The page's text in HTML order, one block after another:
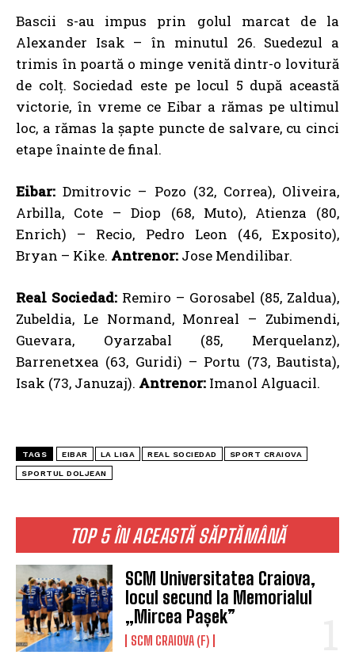
TOP 5 ÎN ACEASTĂ SĂPTĂMÂNĂ
SCM Universitatea Craiova,
locul secund la Memorialul
„Mircea Pașek”
SCM CRAIOVA (F)
Bascii s-au impus prin golul marcat de la
Alexander Isak – în minutul 26. Suedezul a
trimis în poartă o minge venită dintr-o lovitură
de colț. Sociedad este pe locul 5 după această
victorie, în vreme ce Eibar a rămas pe ultimul
loc, a rămas la şapte puncte de salvare, cu cinci
etape înainte de final.
Eibar: Dmitrovic – Pozo (32, Correa), Oliveira,
Arbilla, Cote – Diop (68, Muto), Atienza (80,
Enrich) – Recio, Pedro Leon (46, Exposito),
Bryan – Kike. Antrenor: Jose Mendilibar.
Real Sociedad: Remiro – Gorosabel (85, Zaldua),
Zubeldia, Le Normand, Monreal – Zubimendi,
Guevara, Oyarzabal (85, Merquelanz),
Barrenetxea (63, Guridi) – Portu (73, Bautista),
Isak (73, Januzaj). Antrenor: Imanol Alguacil.
TAGS EIBAR LA LIGA REAL SOCIEDAD SPORT CRAIOVA
SPORTUL DOLJEAN